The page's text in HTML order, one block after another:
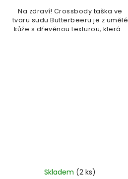
Na zdraví! Crossbody taška ve
tvaru sudu Butterbeeru je z umělé
kůže s dřevěnou texturou, která...
Skladem (2 ks)